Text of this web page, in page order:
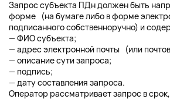
Запрос субъекта ПДн должен быть
форме (на бумаге либо в форме
подписанного собственноручно) и
— ФИО субъекта;
— адрес электронной почты (или
— описание сути запроса;
— подпись;
— дату составления запроса.
Оператор рассматривает запрос в